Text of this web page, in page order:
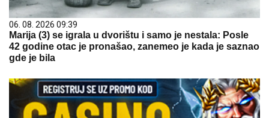
06. 08. 2026 09:39
Marija (3) se igrala u dvorištu i samo je nestala: Posle
42 godine otac je pronašao, zanemeo je kada je saznao
gde je bila